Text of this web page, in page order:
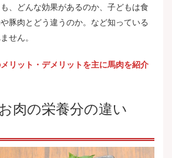
、どんな効果があるのか、子どもは食
豚肉とどう違うのか。など知っている
せん。
リット・デメリットを主に馬肉を紹介
肉の栄養分の違い